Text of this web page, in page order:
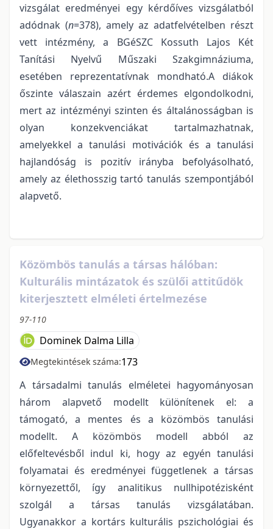
vizsgálat eredményei egy kérdőíves vizsgálatból
adódnak (n=378), amely az adatfelvételben részt
vett intézmény, a BGéSZC Kossuth Lajos Két
Tanítási Nyelvű Műszaki Szakgimnáziuma,
esetében reprezentatívnak mondható.A diákok
őszinte válaszain azért érdemes elgondolkodni,
mert az intézményi szinten és általánosságban is
olyan konzekvenciákat tartalmazhatnak,
amelyekkel a tanulási motivációk és a tanulási
hajlandóság is pozitív irányba befolyásolható,
amely az élethosszig tartó tanulás szempontjából
alapvető.
Közömbös tanulás a társas hálóban:
Kulturális mintázatok és szülői attitűdök
kiterjesztett elméleti értelmezése
97-110
Dominek Dalma Lilla
Megtekintések száma:173
A társadalmi tanulás elméletei hagyományosan
három alapvető modellt különítenek el: a
támogató, a mentes és a közömbös tanulási
modellt. A közömbös modell abból az
előfeltevésből indul ki, hogy az egyén tanulási
folyamatai és eredményei függetlenek a társas
környezettől, így analitikus nullhipotézisként
szolgál a társas tanulás vizsgálatában.
Ugyanakkor a kortárs kulturális pszichológiai és